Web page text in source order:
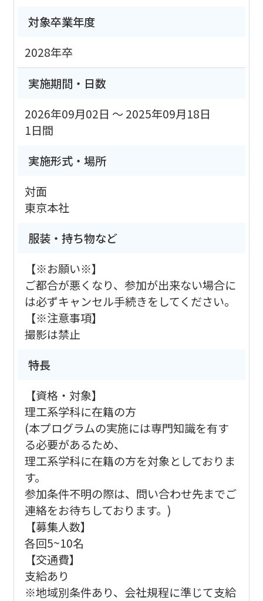
対象卒業年度
2028年卒
実施期間・日数
2026年09月02日 ～ 2025年09月18日
1日間
実施形式・場所
対面
東京本社
服装・持ち物など
【※お願い※】
ご都合が悪くなり、参加が出来ない場合に
は必ずキャンセル手続きをしてください。
【※注意事項】
撮影は禁止
特長
【資格・対象】
理工系学科に在籍の方
(本プログラムの実施には専門知識を有す
る必要があるため、
理工系学科に在籍の方を対象としておりま
す。
参加条件不明の際は、問い合わせ先までご
連絡をお待ちしております。)
【募集人数】
各回5~10名
【交通費】
支給あり
※地域別条件あり、会社規程に準じて支給